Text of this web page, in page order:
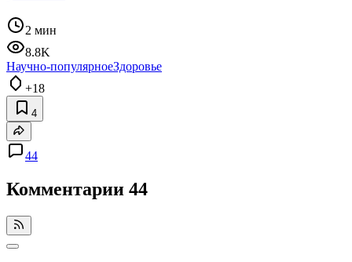
2 мин
8.8K
Научно-популярноеЗдоровье
+18
4
44
Комментарии 44